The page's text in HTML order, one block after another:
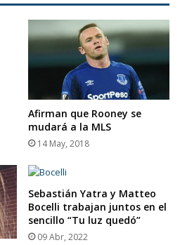
Afirman que Rooney se
mudará a la MLS
14 May, 2018
Sebastián Yatra y Matteo
Bocelli trabajan juntos en el
sencillo “Tu luz quedó”
09 Abr, 2022